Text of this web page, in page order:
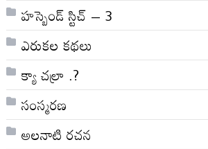
హస్బెండ్ స్టిచ్ – 3
ఎరుకల కథలు
క్యా చల్రా .?
సంస్మరణ
అలనాటి రచన